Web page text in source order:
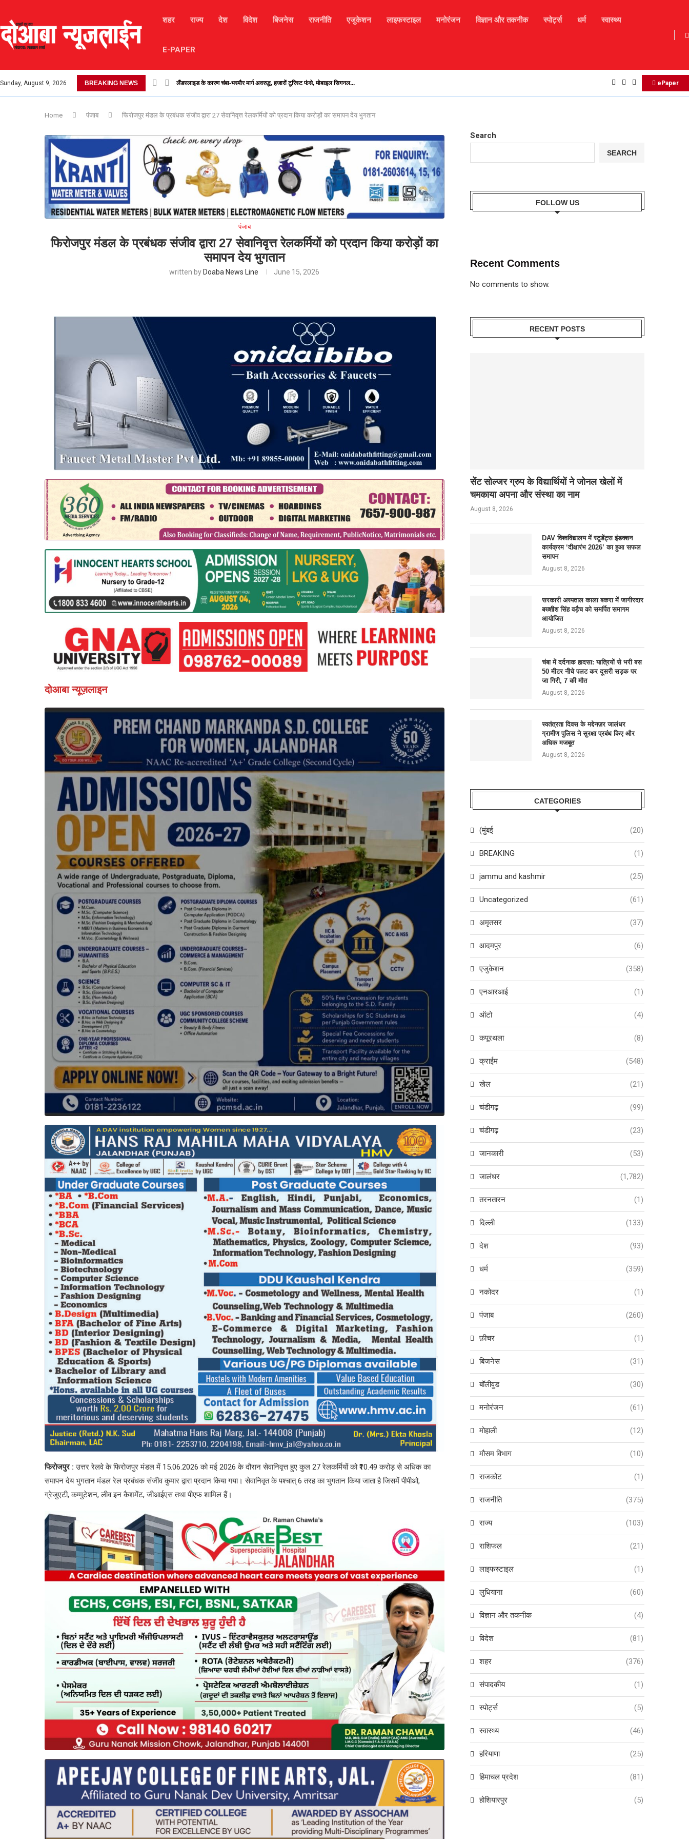
शहर राज्य देश विदेश बिजनेस राजनीति एजुकेशन लाइफस्टाइल मनोरंजन विज्ञान और तकनीक स्पोर्ट्स धर्म स्वास्थ्य
E-PAPER
Sunday, August 9, 2026 BREAKING NEWS लैंडस्लाइड के कारण चंबा-भरमौर मार्ग अवरुद्ध, हजारों टूरिस्ट फंसे, मोबाइल सिगनल... 17 अगस्त 2025 – आज का दैनिक राशिफल ePaper
Home पंजाब फिरोजपुर मंडल के प्रबंधक संजीव द्वारा 27 सेवानिवृत्त रेलकर्मियों को प्रदान किया करोड़ों का समापन देय भुगतान
पंजाब
फिरोजपुर मंडल के प्रबंधक संजीव द्वारा 27 सेवानिवृत्त रेलकर्मियों को प्रदान किया करोड़ों का
समापन देय भुगतान
written by Doaba News Line June 15, 2026
दोआबा न्यूज़लाइन
फिरोजपुर : उत्तर रेलवे के फिरोजपुर मंडल में 15.06.2026 को मई 2026 के दौरान सेवानिवृत्त हुए कुल 27 रेलकर्मियों को ₹10.49 करोड़ से अधिक का
समापन देय भुगतान मंडल रेल प्रबंधक संजीव कुमार द्वारा प्रदान किया गया। सेवानिवृत के पश्चात् 6 तरह का भुगतान किया जाता है जिसमें पीपीओ,
ग्रेजुएटी, कम्मुटेशन, लीव इन कैशमेंट, जीआईएस तथा पीएफ शामिल हैं।
Search
SEARCH
FOLLOW US
Recent Comments
No comments to show.
RECENT POSTS
सेंट सोल्जर ग्रुप के विद्यार्थियों ने जोनल खेलों में
चमकाया अपना और संस्था का नाम
August 8, 2026
DAV विश्वविद्यालय में स्टूडेंट्स इंडक्शन
कार्यक्रम ‘दीक्षारंभ 2026’ का हुआ सफल
समापन
August 8, 2026
सरकारी अस्पताल काला बकरा में जागीरदार
बख्शीश सिंह वड़ैच को समर्पित समागम
आयोजित
August 8, 2026
चंबा में दर्दनाक हादसा: यात्रियों से भरी बस
50 मीटर नीचे पलट कर दूसरी सड़क पर
जा गिरी, 7 की मौत
August 8, 2026
स्वतंत्रता दिवस के मद्देनज़र जालंधर
ग्रामीण पुलिस ने सुरक्षा प्रबंध किए और
अधिक मजबूत
August 8, 2026
CATEGORIES
(मुंबई (20)
BREAKING (1)
jammu and kashmir (25)
Uncategorized (61)
अमृतसर (37)
आदमपुर (6)
एजुकेशन (358)
एनआरआई (1)
ऑटो (4)
कपूरथला (8)
क्राईम (548)
खेल (21)
चंडीगढ़ (99)
चंडीगढ़ (23)
जानकारी (53)
जालंधर (1,782)
तरनतारन (1)
दिल्ली (133)
देश (93)
धर्म (359)
नकोदर (1)
पंजाब (260)
फ़ीचर (1)
बिजनेस (31)
बॉलीवुड (30)
मनोरंजन (61)
मोहाली (12)
मौसम विभाग (10)
राजकोट (1)
राजनीति (375)
राज्य (103)
राशिफल (21)
लाइफस्टाइल (1)
लुधियाना (60)
विज्ञान और तकनीक (4)
विदेश (81)
शहर (376)
संपादकीय (1)
स्पोर्ट्स (5)
स्वास्थ्य (46)
हरियाणा (25)
हिमाचल प्रदेश (81)
होशियारपुर (5)